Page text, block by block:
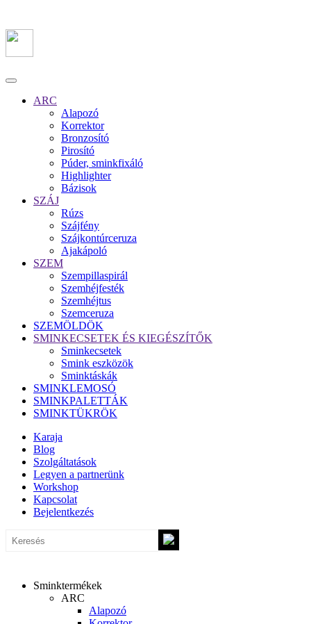
ARC
Alapozó
Korrektor
Bronzosító
Pirosító
Púder, sminkfixáló
Highlighter
Bázisok
SZÁJ
Rúzs
Szájfény
Szájkontúrceruza
Ajakápoló
SZEM
Szempillaspirál
Szemhéjfesték
Szemhéjtus
Szemceruza
SZEMÖLDÖK
SMINKECSETEK ÉS KIEGÉSZÍTŐK
Sminkecsetek
Smink eszközök
Sminktáskák
SMINKLEMOSÓ
SMINKPALETTÁK
SMINKTÜKRÖK
Karaja
Blog
Szolgáltatások
Legyen a partnerünk
Workshop
Kapcsolat
Bejelentkezés
Sminktermékek
ARC
Alapozó